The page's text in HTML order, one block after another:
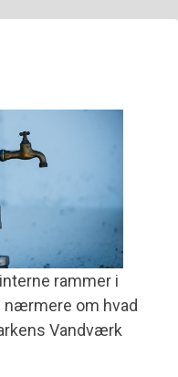
rammer i
om hvad
Vandværk